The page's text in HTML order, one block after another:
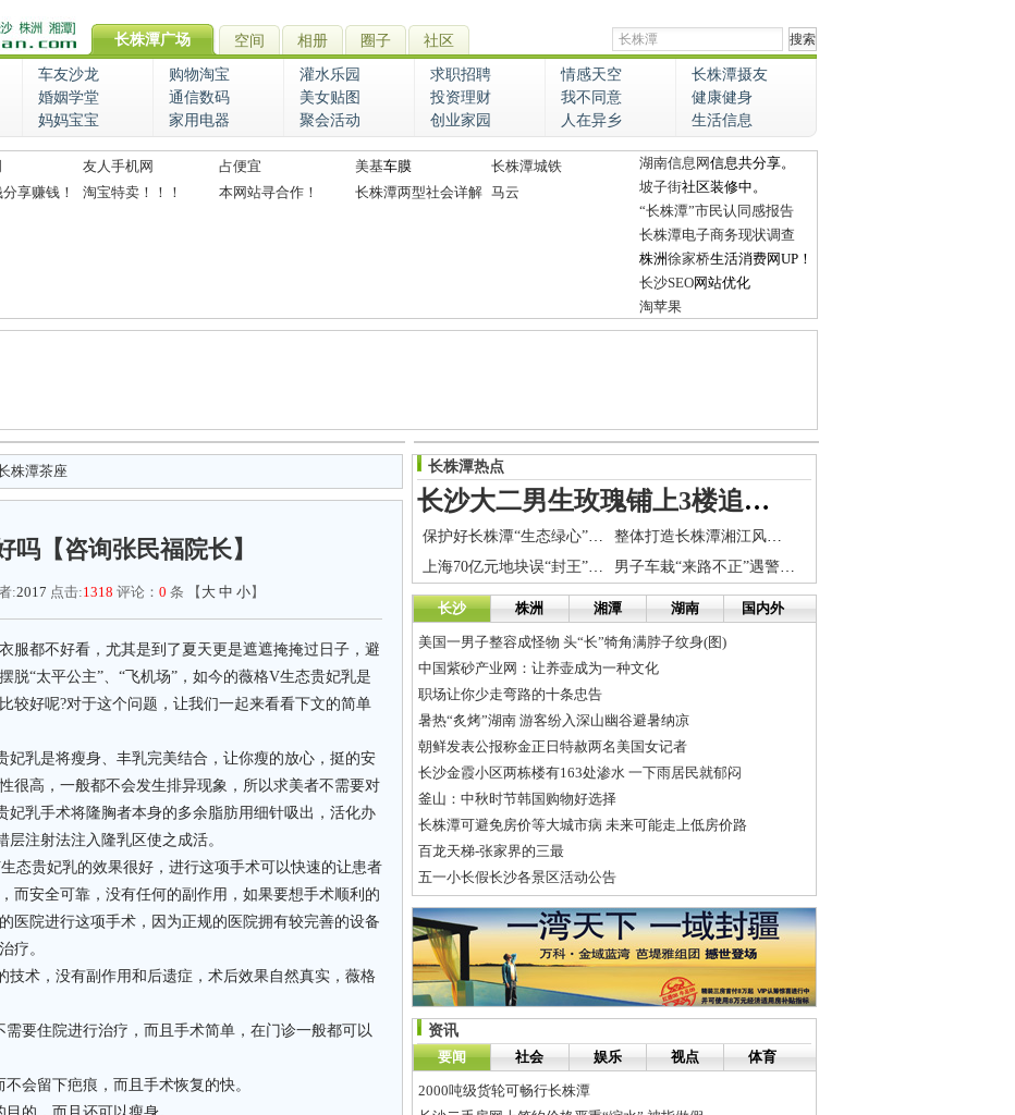
长株潭广场 空间 相册 圈子 社区
车友沙龙 购物淘宝 灌水乐园 求职招聘 情感天空
长株潭摄友
婚姻学堂 通信数码 美女贴图 投资理财 我不同意
健康健身
妈妈宝宝 家用电器 聚会活动 创业家园 人在异乡 生活信息
友人手机网 占便宜 美基车膜
长株潭城铁
享赚钱！
淘宝特卖！！！ 本网站寻合作！ 长株潭两型社会详解 马云
湖南信息网信息共分享。
坡子街社区装修中。
“长株潭”市民认同感报告
长株潭电子商务现状调查
株洲徐家桥生活消费网UP！
长沙SEO网站优化
淘苹果
株潭茶座
吗【咨询张民福院长】
:2017 点击:1318 评论： 0 条 【 大 中 小】
都不好看，尤其是到了夏天更是遮遮掩掩过日子，避
脱“太平公主”、“飞机场”，如今的薇格V生态贵妃乳是
较好呢?对于这个问题，让我们一起来看看下文的简单
乳是将瘦身、丰乳完美结合，让你瘦的放心，挺的安
很高，一般都不会发生排异现象，所以求美者不需要对
妃乳手术将隆胸者本身的多余脂肪用细针吸出，活化办
注射法注入隆乳区使之成活。
贵妃乳的效果很好，进行这项手术可以快速的让患者
而安全可靠，没有任何的副作用，如果要想手术顺利的
医院进行这项手术，因为正规的医院拥有较完善的设备
疗。
术，没有副作用和后遗症，术后效果自然真实，薇格
要住院进行治疗，而且手术简单，在门诊一般都可以
留下疤痕，而且手术恢复的快。
长株潭热点
长沙大二男生玫瑰铺上3楼追到女友 担心受处分
保护好长株潭“生态绿心”也是民众的心声
整体打造长株潭湘江风光带
上海70亿元地块误“封王” 长沙92亿元地块才数第一
男子车栽“来路不正”遇警车 慌不择路酿车祸
长沙 株洲 湘潭 湖南 国内外
美国一男子整容成怪物 头“长”犄角满脖子纹身(图)
中国紫砂产业网：让养壶成为一种文化
职场让你少走弯路的十条忠告
暑热“炙烤”湖南 游客纷入深山幽谷避暑纳凉
朝鲜发表公报称金正日特赦两名美国女记者
长沙金霞小区两栋楼有163处渗水 一下雨居民就郁闷
釜山：中秋时节韩国购物好选择
长株潭可避免房价等大城市病 未来可能走上低房价路
百龙天梯-张家界的三最
五一小长假长沙各景区活动公告
资讯
要闻
社会 娱乐 视点 体育
2000吨级货轮可畅行长株潭